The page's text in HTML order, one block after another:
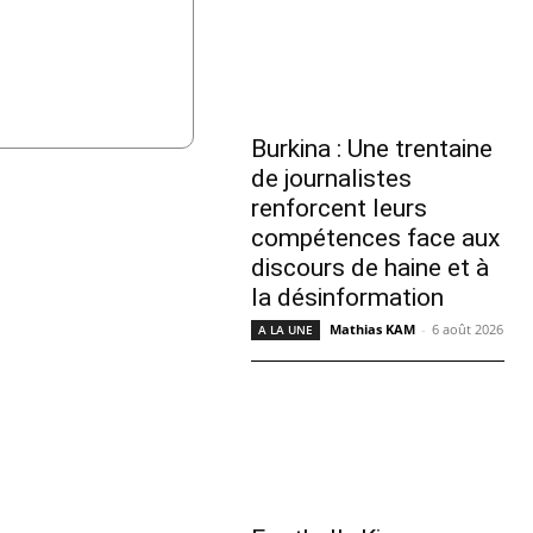
Burkina : Une trentaine
de journalistes
renforcent leurs
compétences face aux
discours de haine et à
la désinformation
A LA UNE Mathias KAM - 6 août 2026